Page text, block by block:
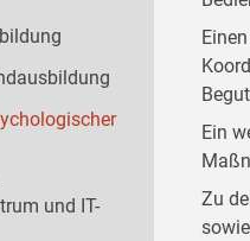
Ein
Zu
und IT-